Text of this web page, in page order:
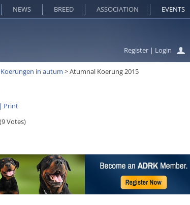
Register | Login
NEWS BREED ASSOCIATION EVENTS
Koerungen in autum >Atumnal Koerung 2015
| Print
Votes)